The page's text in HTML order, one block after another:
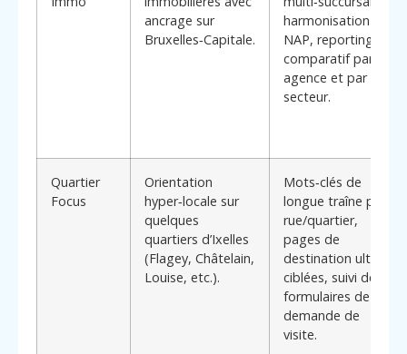
ancrage sur
Bruxelles‑Capitale.
harmonisation
NAP, reporting
comparatif par
agence et par
secteur.
Quartier
Focus
Orientation
hyper‑locale sur
quelques
quartiers d’Ixelles
(Flagey, Châtelain,
Louise, etc.).
Mots‑clés de
longue traîne par
rue/quartier,
pages de
destination ultra
ciblées, suivi des
formulaires de
demande de
visite.